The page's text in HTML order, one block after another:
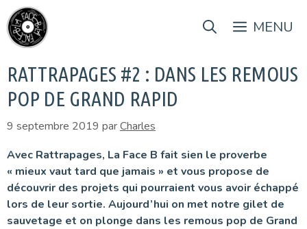
Aller
au
contenu
MENU
RATTRAPAGES #2 : DANS LES REMOUS
POP DE GRAND RAPID
9 septembre 2019 parCharles
Avec Rattrapages, La Face B fait sien le proverbe
« mieux vaut tard que jamais » et vous propose de
découvrir des projets qui pourraient vous avoir échappé
lors de leur sortie. Aujourd’hui on met notre gilet de
sauvetage et on plonge dans les remous pop de Grand